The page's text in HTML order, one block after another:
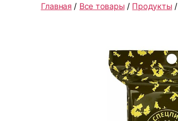
Главная / Все товары / Продукты /